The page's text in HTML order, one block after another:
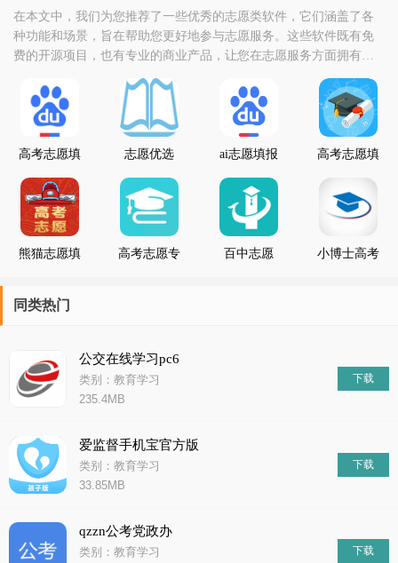
在本文中，我们为您推荐了一些优秀的志愿类软件，它们涵盖了各
种功能和场景，旨在帮助您更好地参与志愿服务。这些软件既有免
费的开源项目，也有专业的商业产品，让您在志愿服务方面拥有更
件都能为您提供重要的支持和服务。它们可以帮助您进行志愿者招
募、活动报名、服务记录等任务，实现个性化的志愿服务方案和计
划。同时，许多软件还具有丰富的社交功能和信息分享平台
高考志愿填
志愿优选
ai志愿填报
高考志愿填
熊猫志愿填
高考志愿专
百中志愿
小博士高考
同类热门
公交在线学习pc6
类别：教育学习
235.4MB
下载
爱监督手机宝官方版
类别：教育学习
33.85MB
下载
qzzn公考党政办
类别：教育学习
下载